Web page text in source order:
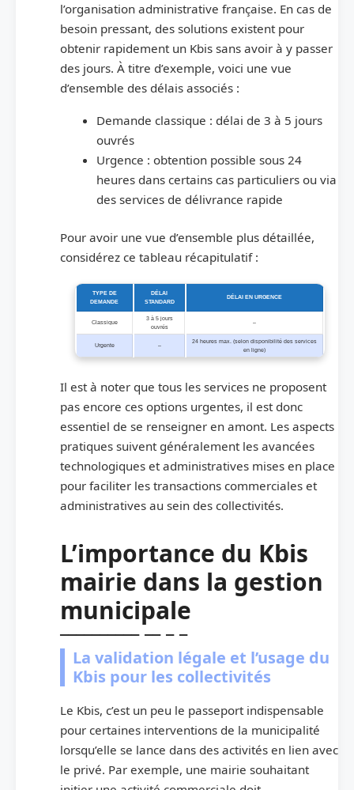
l’organisation administrative française. En cas de
besoin pressant, des solutions existent pour
obtenir rapidement un Kbis sans avoir à y passer
des jours. À titre d’exemple, voici une vue
d’ensemble des délais associés :
Demande classique : délai de 3 à 5 jours
ouvrés
Urgence : obtention possible sous 24
heures dans certains cas particuliers ou via
des services de délivrance rapide
Pour avoir une vue d’ensemble plus détaillée,
considérez ce tableau récapitulatif :
TYPE DE
DEMANDE
DÉLAI
STANDARD
DÉLAI EN URGENCE
Classique
3 à 5 jours
ouvrés
–
Urgente –
24 heures max. (selon disponibilité des services
en ligne)
Il est à noter que tous les services ne proposent
pas encore ces options urgentes, il est donc
essentiel de se renseigner en amont. Les aspects
pratiques suivent généralement les avancées
technologiques et administratives mises en place
pour faciliter les transactions commerciales et
administratives au sein des collectivités.
L’importance du Kbis
mairie dans la gestion
municipale
La validation légale et l’usage du
Kbis pour les collectivités
Le Kbis, c’est un peu le passeport indispensable
pour certaines interventions de la municipalité
lorsqu’elle se lance dans des activités en lien avec
le privé. Par exemple, une mairie souhaitant